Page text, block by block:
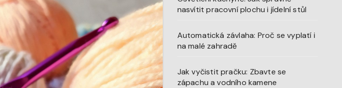
nasvítit pracovní plochu i jídelní stůl
Automatická závlaha: Proč se vyplatí i
na malé zahradě
Jak vyčistit pračku: Zbavte se
zápachu a vodního kamene